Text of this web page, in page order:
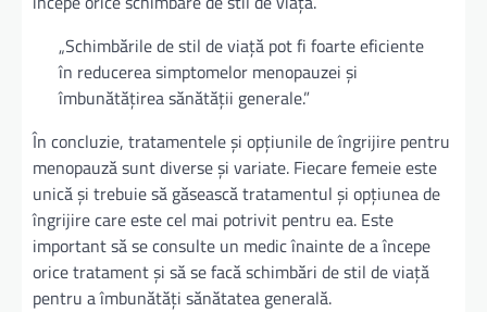
„Schimbările de stil de viață pot fi foarte eficiente
în reducerea simptomelor menopauzei și
îmbunătățirea sănătății generale.”
În concluzie, tratamentele și opțiunile de îngrijire pentru
menopauză sunt diverse și variate. Fiecare femeie este
unică și trebuie să găsească tratamentul și opțiunea de
îngrijire care este cel mai potrivit pentru ea. Este
important să se consulte un medic înainte de a începe
orice tratament și să se facă schimbări de stil de viață
pentru a îmbunătăți sănătatea generală.